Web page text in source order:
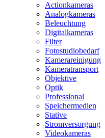
Actionkameras
Analogkameras
Beleuchtung
Digitalkameras
Filter
Fotostudiobedarf
Kamerareinigung
Kameratransport
Objektive
Optik
Professional
Speichermedien
Stative
Stromversorgung
Videokameras